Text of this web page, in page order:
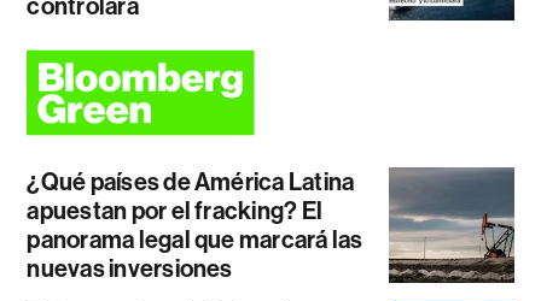
¿Qué países de América Latina
apuestan por el fracking? El
panorama legal que marcará las
nuevas inversiones